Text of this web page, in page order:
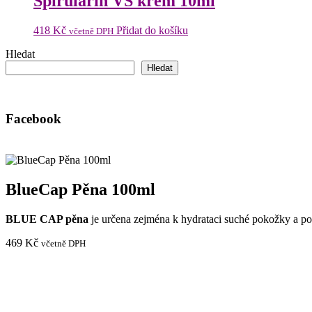
418 Kč včetně DPH Přidat do košíku
Hledat
Hledat
Facebook
BlueCap Pěna 100ml
BLUE CAP pěna je určena zejména k hydrataci suché pokožky a
469 Kč včetně DPH